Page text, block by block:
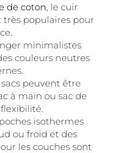
de coton , le cuir
très populaires pour
minimalistes
couleurs neutres
peuvent être
à main ou sac de
isothermes
ou froid et des
les couches sont